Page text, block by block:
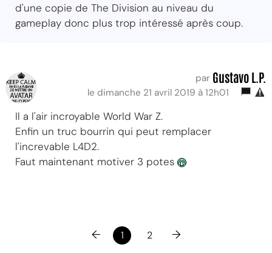
d'une copie de The Division au niveau du
gameplay donc plus trop intéressé après coup.
par Gustavo L.P.
le dimanche 21 avril 2019 à 12h01
Il a l'air incroyable World War Z.
Enfin un truc bourrin qui peut remplacer
l'increvable L4D2.
Faut maintenant motiver 3 potes
← 1 2 →